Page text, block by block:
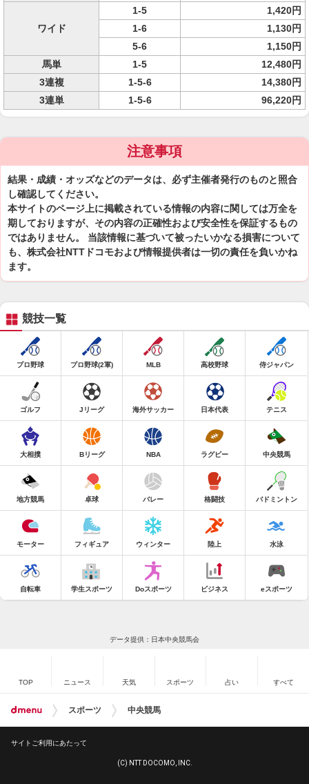
ワイド
1-5
1,420円
1-6
1,130円
5-6
1,150円
馬単
1-5
12,480円
3連複
1-5-6
14,380円
3連単
1-5-6 96,220円
注意事項
結果・成績・オッズなどのデータは、必ず主催者発行のものと照合
し確認してください。
本サイトのページ上に掲載されている情報の内容に関しては万全を
期しておりますが、その内容の正確性および安全性を保証するもの
ではありません。 当該情報に基づいて被ったいかなる損害について
も、株式会社NTTドコモおよび情報提供者は一切の責任を負いかね
ます。
競技一覧
プロ野球 プロ野球(2軍) MLB 高校野球 侍ジャパン
ゴルフ Jリーグ 海外サッカー 日本代表 テニス
大相撲 Bリーグ NBA ラグビー 中央競馬
地方競馬 卓球 バレー 格闘技 バドミントン
モーター フィギュア ウィンター 陸上 水泳
自転車 学生スポーツ Doスポーツ ビジネス eスポーツ
データ提供：日本中央競馬会
TOP ニュース 天気 スポーツ 占い すべて
スポーツ 中央競馬
サイトご利用にあたって
(C) NTT DOCOMO, INC.